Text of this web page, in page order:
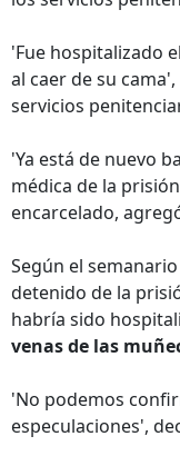
'Fue hospitalizado
al caer de su
servicios
'Ya está de nuevo
médica de la
encarcelado,
Según el
detenido de la
habría sido
venas de las
'No podemos
especulaciones',